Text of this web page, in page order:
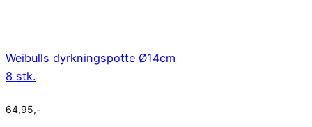
Weibulls dyrkningspotte Ø14cm
8 stk.
64,95,-